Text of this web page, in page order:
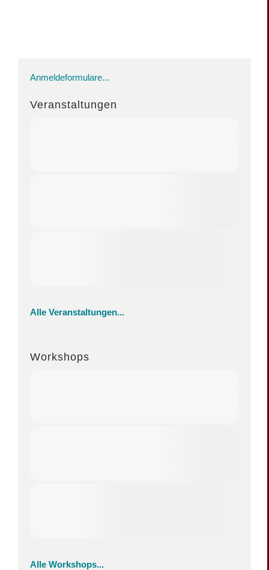
Anmeldeformulare...
Veranstaltungen
Alle Veranstaltungen...
Workshops
Alle Workshops...